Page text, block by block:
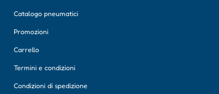
Catalogo pneumatici
Promozioni
Carrello
Termini e condizioni
Condizioni di spedizione